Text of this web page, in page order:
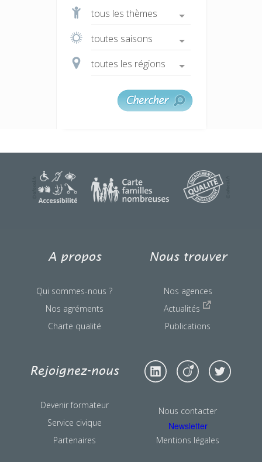
une question ?
A propos
Qui sommes-nous ?
Nos agréments
Charte qualité
Nous trouver
Nos agences
Actualités
Publications
Rejoignez-nous
Devenir formateur
Service civique
Partenaires
Nous contacter
Newsletter
Mentions légales